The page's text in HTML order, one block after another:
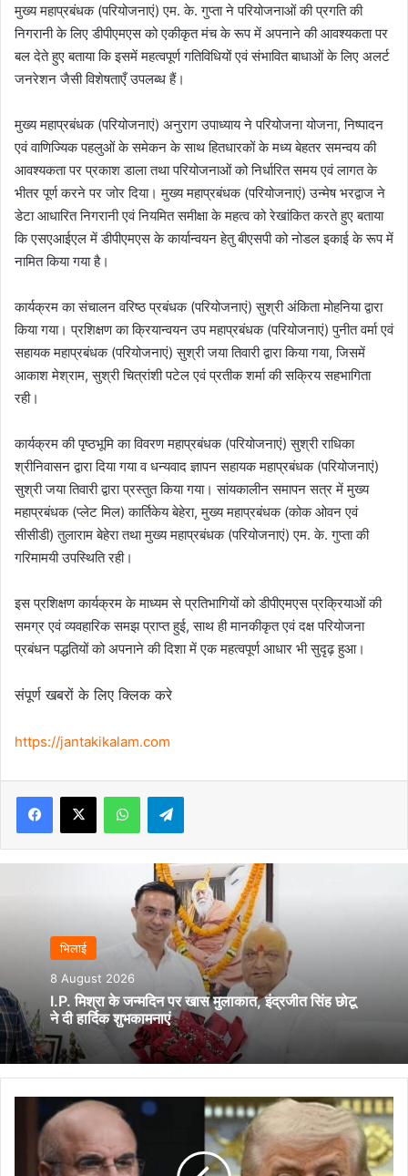
मुख्य महाप्रबंधक (परियोजनाएं) एम. के. गुप्ता ने परियोजनाओं की प्रगति की
निगरानी के लिए डीपीएमएस को एकीकृत मंच के रूप में अपनाने की आवश्यकता पर
बल देते हुए बताया कि इसमें महत्वपूर्ण गतिविधियों एवं संभावित बाधाओं के लिए अलर्ट
जनरेशन जैसी विशेषताएँ उपलब्ध हैं।
मुख्य महाप्रबंधक (परियोजनाएं) अनुराग उपाध्याय ने परियोजना योजना, निष्पादन
एवं वाणिज्यिक पहलुओं के समेकन के साथ हितधारकों के मध्य बेहतर समन्वय की
आवश्यकता पर प्रकाश डाला तथा परियोजनाओं को निर्धारित समय एवं लागत के
भीतर पूर्ण करने पर जोर दिया। मुख्य महाप्रबंधक (परियोजनाएं) उन्मेष भरद्वाज ने
डेटा आधारित निगरानी एवं नियमित समीक्षा के महत्व को रेखांकित करते हुए बताया
कि एसएआईएल में डीपीएमएस के कार्यान्वयन हेतु बीएसपी को नोडल इकाई के रूप में
नामित किया गया है।
कार्यक्रम का संचालन वरिष्ठ प्रबंधक (परियोजनाएं) सुश्री अंकिता मोहनिया द्वारा
किया गया। प्रशिक्षण का क्रियान्वयन उप महाप्रबंधक (परियोजनाएं) पुनीत वर्मा एवं
सहायक महाप्रबंधक (परियोजनाएं) सुश्री जया तिवारी द्वारा किया गया, जिसमें
आकाश मेश्राम, सुश्री चित्रांशी पटेल एवं प्रतीक शर्मा की सक्रिय सहभागिता
रही।
कार्यक्रम की पृष्ठभूमि का विवरण महाप्रबंधक (परियोजनाएं) सुश्री राधिका
श्रीनिवासन द्वारा दिया गया व धन्यवाद ज्ञापन सहायक महाप्रबंधक (परियोजनाएं)
सुश्री जया तिवारी द्वारा प्रस्तुत किया गया। सांयकालीन समापन सत्र में मुख्य
महाप्रबंधक (प्लेट मिल) कार्तिकेय बेहेरा, मुख्य महाप्रबंधक (कोक ओवन एवं
सीसीडी) तुलाराम बेहेरा तथा मुख्य महाप्रबंधक (परियोजनाएं) एम. के. गुप्ता की
गरिमामयी उपस्थिति रही।
इस प्रशिक्षण कार्यक्रम के माध्यम से प्रतिभागियों को डीपीएमएस प्रक्रियाओं की
समग्र एवं व्यवहारिक समझ प्राप्त हुई, साथ ही मानकीकृत एवं दक्ष परियोजना
प्रबंधन पद्धतियों को अपनाने की दिशा में एक महत्वपूर्ण आधार भी सुदृढ़ हुआ।
संपूर्ण खबरों के लिए क्लिक करे
https://jantakikalam.com
Facebook
X WhatsAppTelegram
भिलाई
8 August 2026
I.P. मिश्रा के जन्मदिन पर खास मुलाकात, इंद्रजीत सिंह छोटू
ने दी हार्दिक शुभकामनाएं
Tension: